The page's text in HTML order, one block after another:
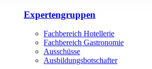
Expertengruppen
Fachbereich Hotellerie
Fachbereich Gastronomie
Ausschüsse
Ausbildungsbotschafter